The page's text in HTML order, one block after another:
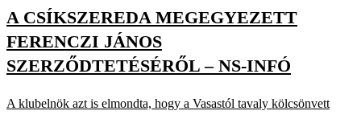
A CSÍKSZEREDA MEGEGYEZETT
FERENCZI JÁNOS
SZERZŐDTETÉSÉRŐL – NS-INFÓ
A klubelnök azt is elmondta, hogy a Vasastól tavaly kölcsönvett